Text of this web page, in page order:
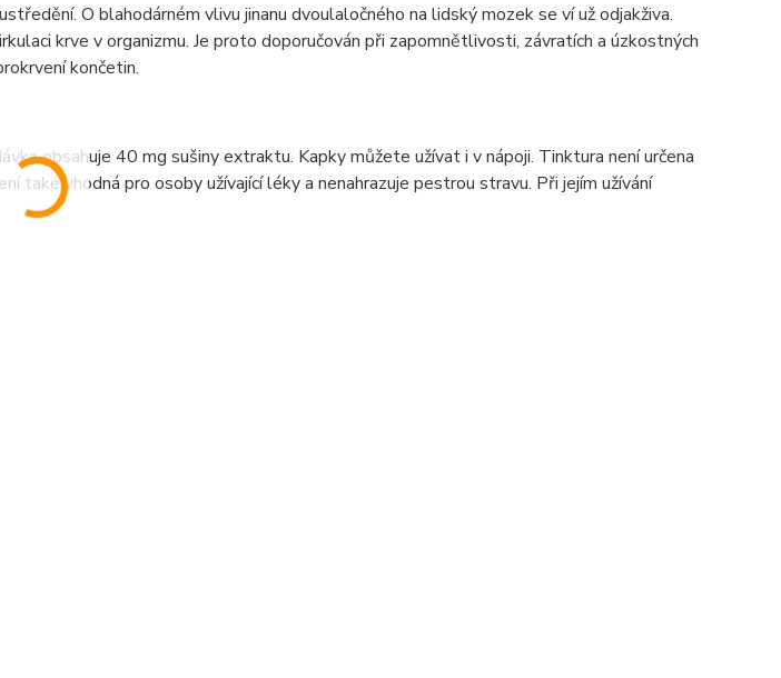
O blahodárném vlivu jinanu dvoulaločného na lidský mozek se ví už odjakživa.
krve v organizmu. Je proto doporučován při zapomnětlivosti, závratích a úzkostných
končetin.
obsahuje 40 mg sušiny extraktu. Kapky můžete užívat i v nápoji. Tinktura není určena
také vhodná pro osoby užívající léky a nenahrazuje pestrou stravu. Při jejím užívání